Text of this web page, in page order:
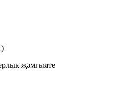
җәмгыяте